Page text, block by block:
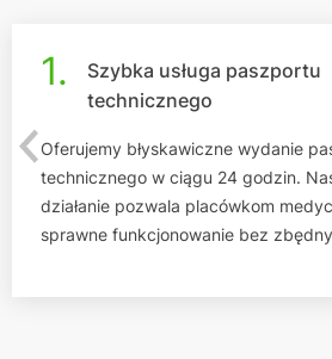
1.
Szybka usługa paszportu
technicznego
Oferujemy błyskawiczne wydanie
technicznego w ciągu 24 godzin.
działanie pozwala placówkom
sprawne funkcjonowanie bez